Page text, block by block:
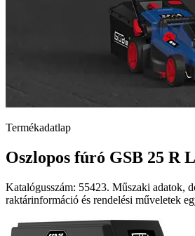
Termékadatlap
Oszlopos fúró GSB 25 R L
Katalógusszám: 55423. Műszaki adatok,
raktárinformáció és rendelési műveletek